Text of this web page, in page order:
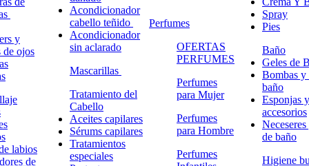
y
de ojos
labios
de
Acondicionador
cabello teñido
Acondicionador
sin aclarado
Mascarillas
Tratamiento del
Cabello
Aceites capilares
Sérums capilares
Tratamientos
especiales
Perfumes
OFERTAS
PERFUMES
Perfumes
para Mujer
Perfumes
para Hombre
Perfumes
Spray
Pies
Baño
Geles de
Bombas y
baño
Esponjas y
accesorios
de baño
Higiene